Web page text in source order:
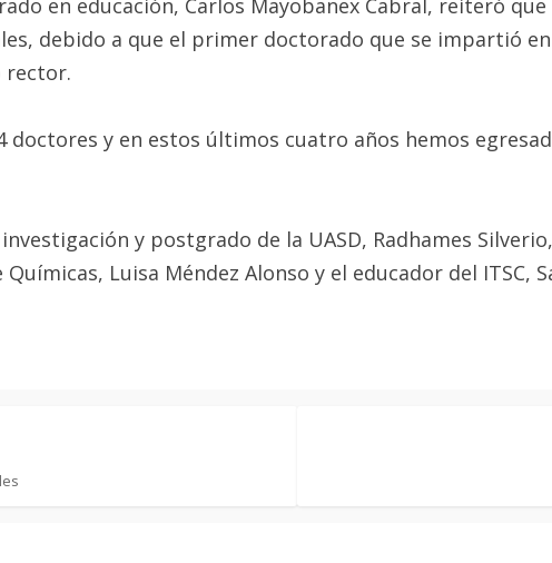
en educación, Carlos Mayobanex Cabral, reiteró
debido a que el primer doctorado que se impartió
rector.
doctores y en estos últimos cuatro años hemos
y postgrado de la UASD, Radhames
Luisa Méndez Alonso y el educador del ITSC,